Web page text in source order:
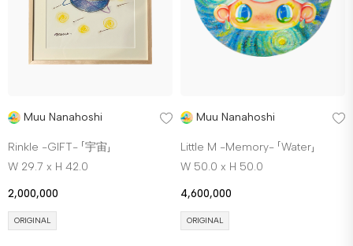
Muu Nanahoshi
Rinkle -GIFT- 「宇宙」
W 29.7 x H 42.0
2,000,000
ORIGINAL
Muu Nanahoshi
Little M -Memory- 「Water」
W 50.0 x H 50.0
4,600,000
ORIGINAL